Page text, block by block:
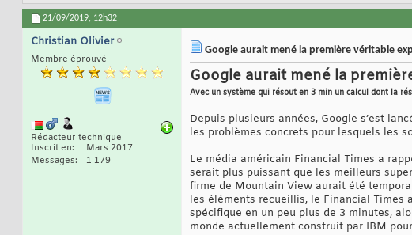
21/09/2019, 12h32
Christian Olivier
Membre éprouvé
Rédacteur technique
Inscrit en
Mars 2017
Messages
1 179
Google aurait mené la première véritable
Google aurait mené la
Avec un système qui résout en 3 min un calcul dont la
Depuis plusieurs années, Google s’est
les problèmes concrets pour lesquels les
Le média américain Financial Times a
serait plus puissant que les meilleurs
firme de Mountain View aurait été
les éléments recueillis, le Financial Times
spécifique en un peu plus de 3 minutes,
monde actuellement construit par IBM